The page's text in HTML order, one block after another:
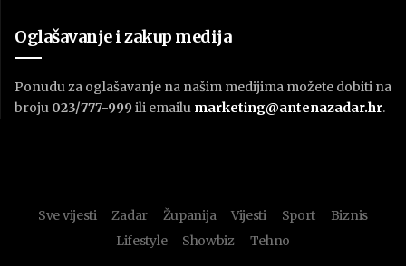
Oglašavanje i zakup medija
Ponudu za oglašavanje na našim medijima možete dobiti na
broju 023/777-999 ili emailu marketing@antenazadar.hr.
Sve vijesti Zadar Županija Vijesti Sport
Biznis
Lifestyle
Showbiz Tehno